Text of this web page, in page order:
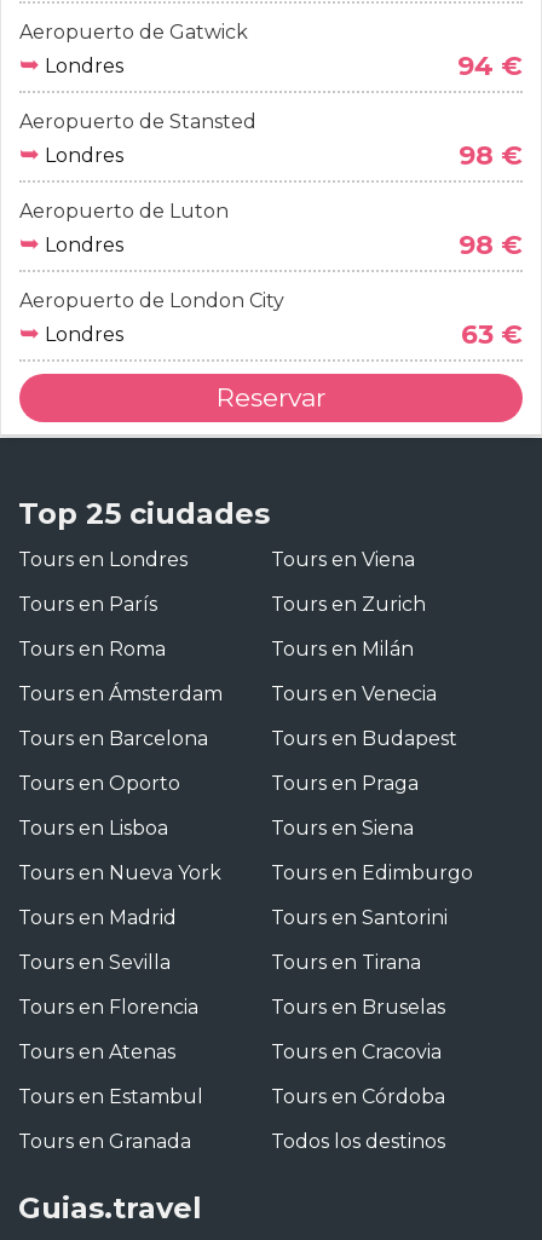
Aeropuerto de Gatwick
➥ Londres 94 €
Aeropuerto de Stansted
➥ Londres 98 €
Aeropuerto de Luton
➥ Londres 98 €
Aeropuerto de London City
➥ Londres 63 €
Reservar
Top 25 ciudades
Tours en Londres
Tours en París
Tours en Roma
Tours en Ámsterdam
Tours en Barcelona
Tours en Oporto
Tours en Lisboa
Tours en Nueva York
Tours en Madrid
Tours en Sevilla
Tours en Florencia
Tours en Atenas
Tours en Estambul
Tours en Granada
Tours en Viena
Tours en Zurich
Tours en Milán
Tours en Venecia
Tours en Budapest
Tours en Praga
Tours en Siena
Tours en Edimburgo
Tours en Santorini
Tours en Tirana
Tours en Bruselas
Tours en Cracovia
Tours en Córdoba
Todos los destinos
Guias.travel